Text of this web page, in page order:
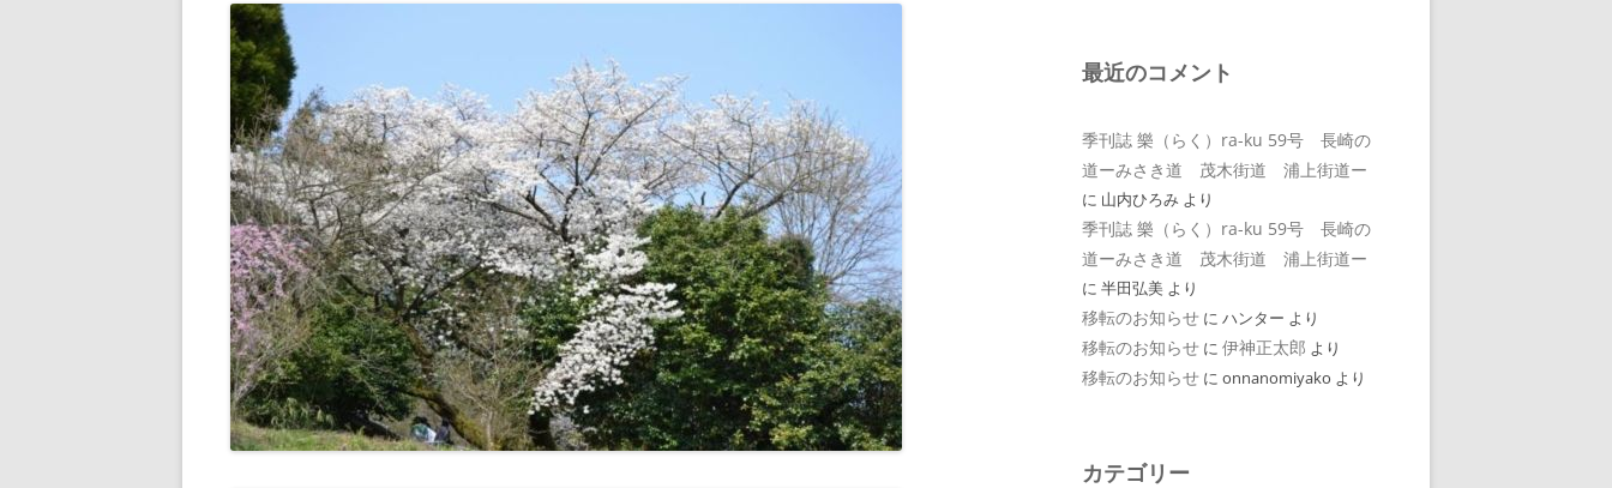
最近のコメント
季刊誌 樂（らく）ra-ku 59号 長崎の
道ーみさき道 茂木街道 浦上街道ー
に 山内ひろみ より
季刊誌 樂（らく）ra-ku 59号 長崎の
道ーみさき道 茂木街道 浦上街道ー
に 半田弘美 より
移転のお知らせ に ハンター より
移転のお知らせ に 伊神正太郎 より
移転のお知らせ に onnanomiyako より
カテゴリー